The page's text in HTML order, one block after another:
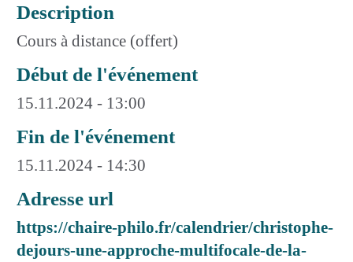
Description
Cours à distance (offert)
Début de l'événement
15.11.2024 - 13:00
Fin de l'événement
15.11.2024 - 14:30
Adresse url
https://chaire-philo.fr/calendrier/christophe-
dejours-une-approche-multifocale-de-la-